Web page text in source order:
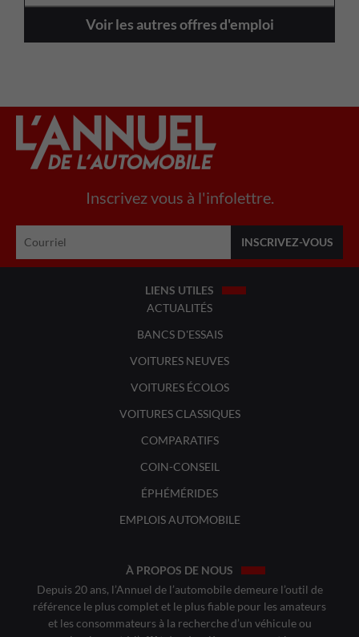
Voir les autres offres d'emploi
Inscrivez vous à l'infolettre.
LIENS UTILES
ACTUALITÉS
BANCS D'ESSAIS
VOITURES NEUVES
VOITURES ÉCOLOS
VOITURES CLASSIQUES
COMPARATIFS
COIN-CONSEIL
ÉPHÉMÉRIDES
EMPLOIS AUTOMOBILE
À PROPOS DE NOUS
Depuis 20 ans, l’Annuel de l’automobile demeure l’outil de
référence le plus complet et le plus fiable pour les amateurs
et les consommateurs à la recherche d’un véhicule ou